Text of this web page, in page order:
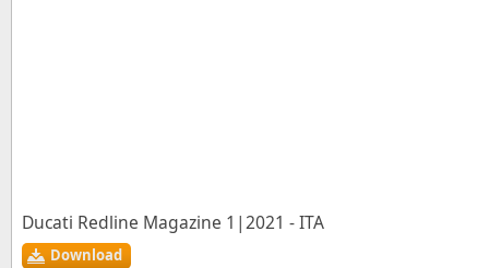
Ducati Redline Magazine 1|2021 - ITA
Download